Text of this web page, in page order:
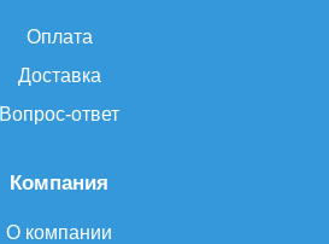
Компания
О компании
Оплата
Доставка
Вопрос-ответ